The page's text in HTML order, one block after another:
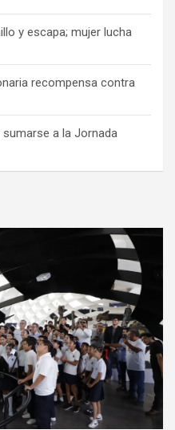
y escapa; mujer lucha
recompensa contra
sumarse a la Jornada